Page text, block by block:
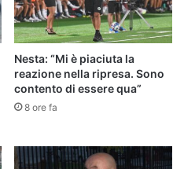
Nesta: “Mi è piaciuta la
reazione nella ripresa. Sono
contento di essere qua”
8 ore fa